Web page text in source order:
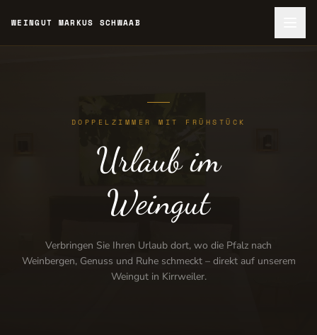
WEINGUT MARKUS SCHWAAB
DOPPELZIMMER MIT FRÜHSTÜCK
Urlaub im
Weingut
Verbringen Sie Ihren Urlaub dort, wo die Pfalz nach
Weinbergen, Genuss und Ruhe schmeckt – direkt auf unserem
Weingut in Kirrweiler.